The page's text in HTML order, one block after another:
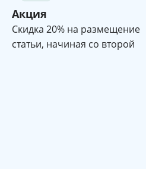
Акция
Cкидка 20% на размещение
статьи, начиная со второй